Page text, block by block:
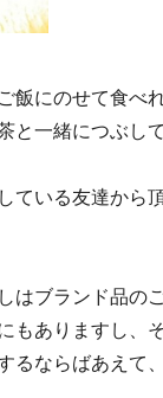
飯にのせて食べ
と一緒につぶし
ている友達から
はブランド品の
もありますし、
るならばあえて